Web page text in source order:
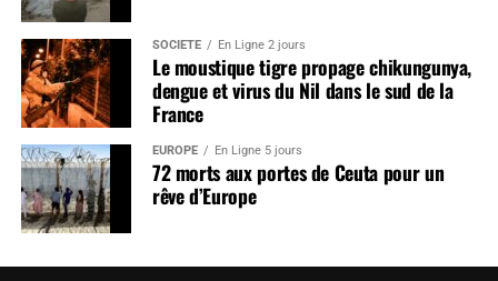
SOCIÉTÉ En Ligne 2 jours
Le moustique tigre propage chikungunya,
dengue et virus du Nil dans le sud de la
France
EUROPE En Ligne 5 jours
72 morts aux portes de Ceuta pour un
rêve d’Europe